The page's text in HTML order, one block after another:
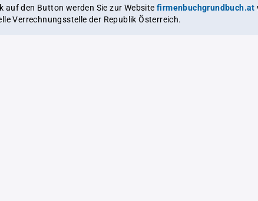
auf den Button werden Sie zur Website firmenbuchgrundbuch.at weitergeleitet,
Verrechnungsstelle der Republik Österreich.